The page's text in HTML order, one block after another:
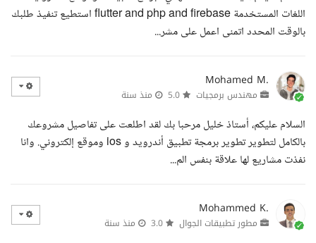
اللغات المستخدمة flutter and php and firebase استطيع تنفيذ طلبك
بالوقت المحدد اتمنى اعمل على مشر...
Mohamed M.
مهندس برمجيات منذ سنة
السلام عليكم، أستاذ خليل مرحبا بك لقد اطلعت على تفاصيل مشروعك
بالكامل لتطوير تطوير برمجة تطبيق أندرويد و ios وموقع إلكتروني. وانا
نفذت مشاريع لها علاقة بنفس الم...
Mohammed K.
مطور تطبيقات الجوال منذ سنة